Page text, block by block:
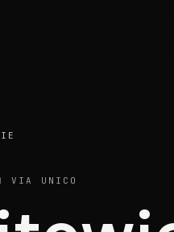
Portefeuille
VIA UNICO